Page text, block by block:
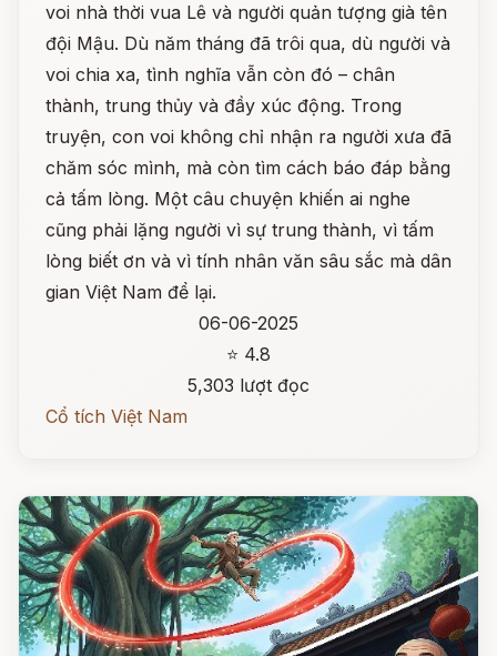
voi nhà thời vua Lê và người quản tượng già tên
đội Mậu. Dù năm tháng đã trôi qua, dù người và
voi chia xa, tình nghĩa vẫn còn đó – chân
thành, trung thủy và đầy xúc động. Trong
truyện, con voi không chỉ nhận ra người xưa đã
chăm sóc mình, mà còn tìm cách báo đáp bằng
cả tấm lòng. Một câu chuyện khiến ai nghe
cũng phải lặng người vì sự trung thành, vì tấm
lòng biết ơn và vì tính nhân văn sâu sắc mà dân
gian Việt Nam để lại.
06-06-2025
⭐ 4.8
5,303 lượt đọc
Cổ tích Việt Nam